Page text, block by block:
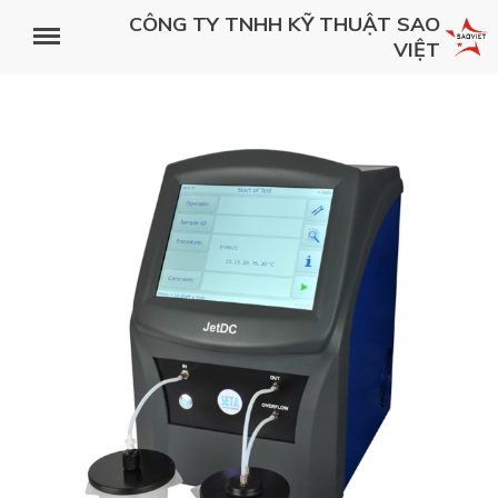
Trang chủ
Về chúng tôi
Đối tác của chúng tôi
Khách hàng của chúng tôi
HÃNG SẢN XUẤT
Benchmark
Tủ ấm mini kỹ thuật số H2200
Máy khuấy gia nhiệt kỹ thuật số
CÔNG TY TNHH KỸ THUẬT SAO
VIỆT